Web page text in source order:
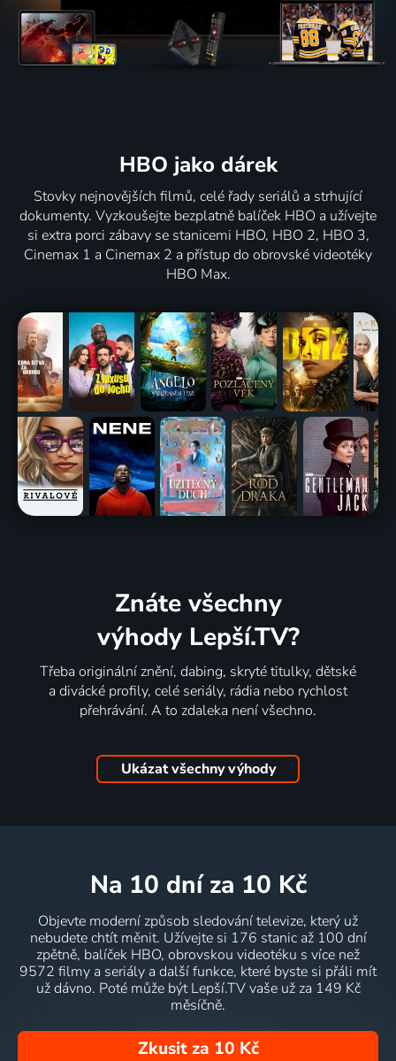
HBO jako dárek
Stovky nejnovějších filmů, celé řady seriálů a strhující
dokumenty. Vyzkoušejte bezplatně balíček HBO a užívejte
si extra porci zábavy se stanicemi HBO, HBO 2, HBO 3,
Cinemax 1 a Cinemax 2 a přístup do obrovské videotéky
HBO Max.
Znáte všechny
výhody Lepší.TV?
Třeba originální znění, dabing, skryté titulky, dětské
a divácké profily, celé seriály, rádia nebo rychlost
přehrávání. A to zdaleka není všechno.
Ukázat všechny výhody
na 10 dní za 10 Kč
Objevte moderní způsob sledování televize, který už
nebudete chtít měnit. Užívejte si 176 stanic až 100 dní
zpětně, balíček HBO, obrovskou videotéku s více než
9572 filmy a seriály a další funkce, které byste si přáli mít
už dávno. Poté může být Lepší.TV vaše už za 149 Kč
měsíčně.
Zkusit za 10 Kč